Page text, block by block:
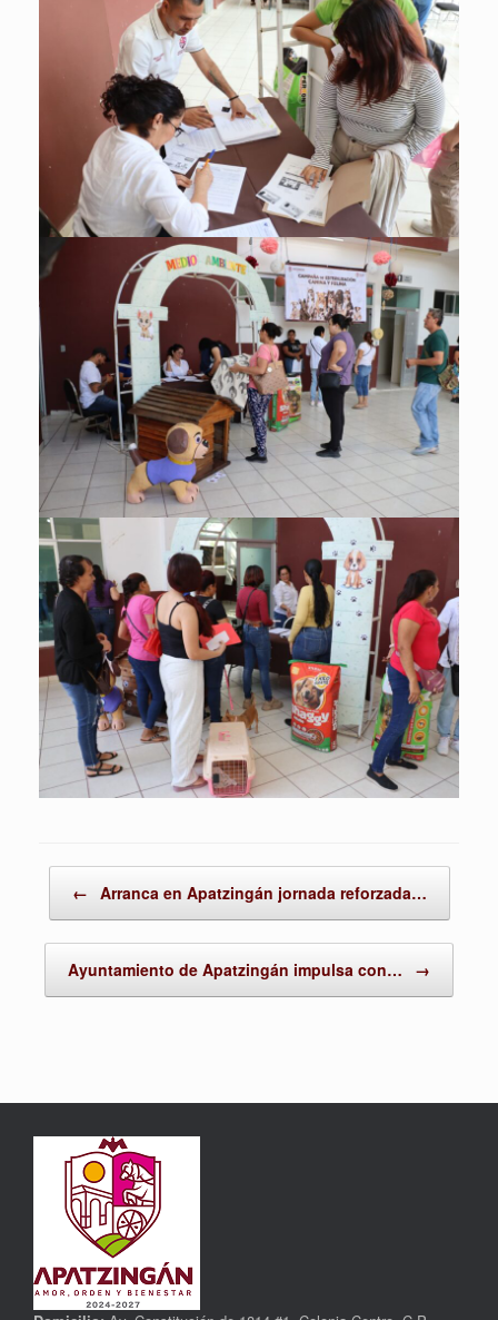
← Arranca en Apatzingán jornada reforzada…
Ayuntamiento de Apatzingán impulsa con… →